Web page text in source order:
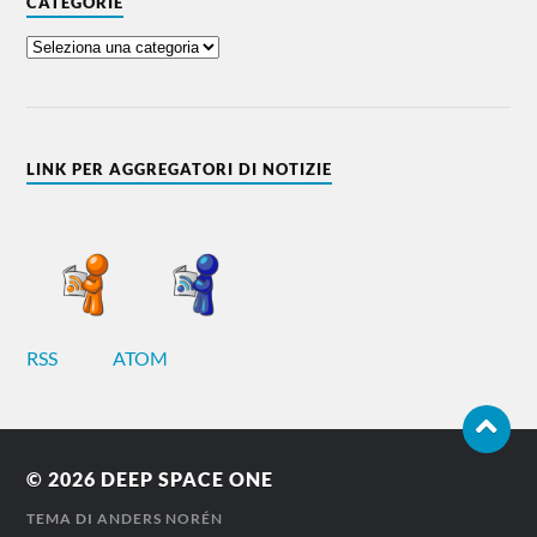
LINK PER AGGREGATORI DI NOTIZIE
RSS ATOM
© 2026 DEEP SPACE ONE
TEMA DIANDERS NORÉN